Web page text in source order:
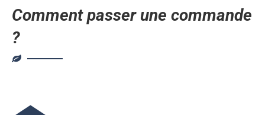
Comment passer une commande
?